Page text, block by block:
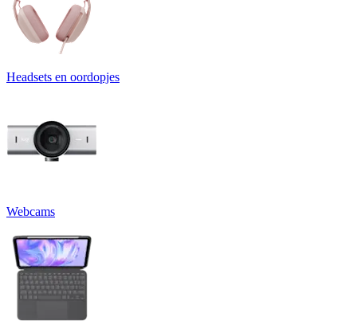
Headsets en oordopjes
Webcams